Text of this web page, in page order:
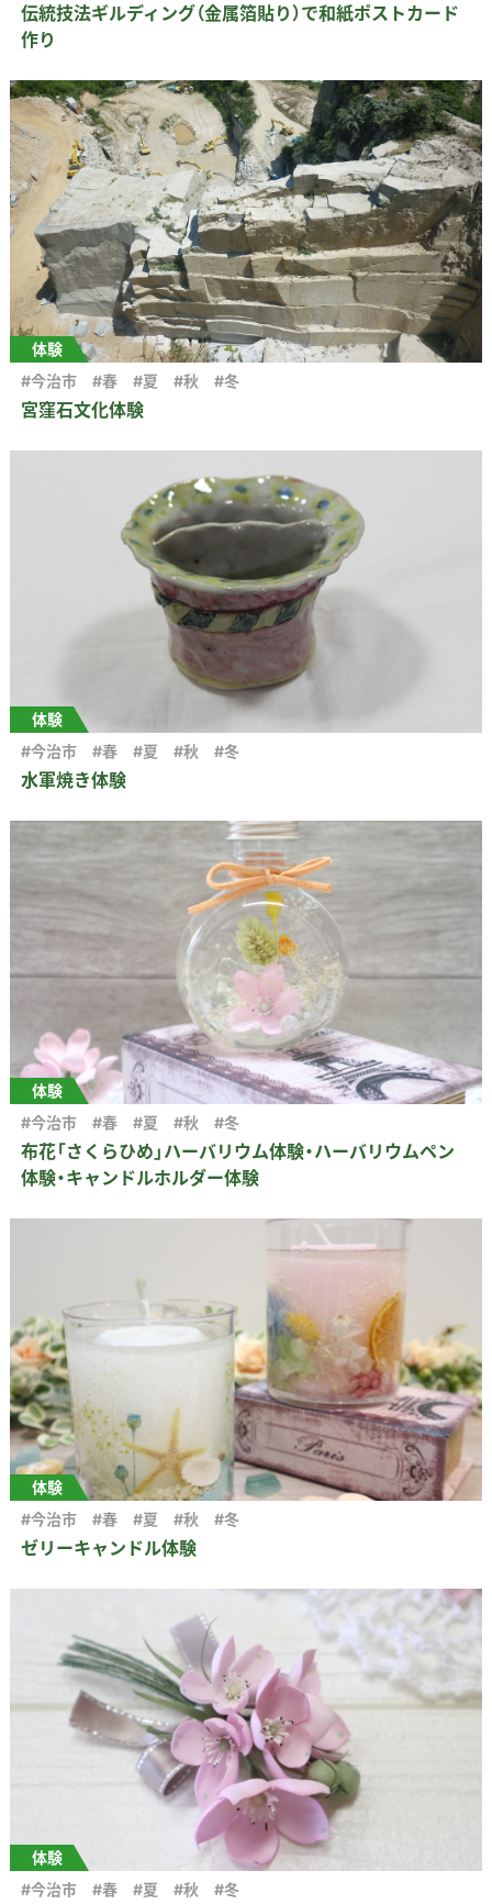
伝統技法ギルディング（金属箔貼り）で和紙ポストカード
作り
体験
宮窪石文化体験
#今治市 #春 #夏 #秋 #冬
体験
水軍焼き体験
#今治市 #春 #夏 #秋 #冬
体験
布花「さくらひめ」ハーバリウム体験・ハーバリウムペン
体験・キャンドルホルダー体験
#今治市 #春 #夏 #秋 #冬
体験
ゼリーキャンドル体験
#今治市 #春 #夏 #秋 #冬
体験
#今治市
#春 #夏 #秋 #冬